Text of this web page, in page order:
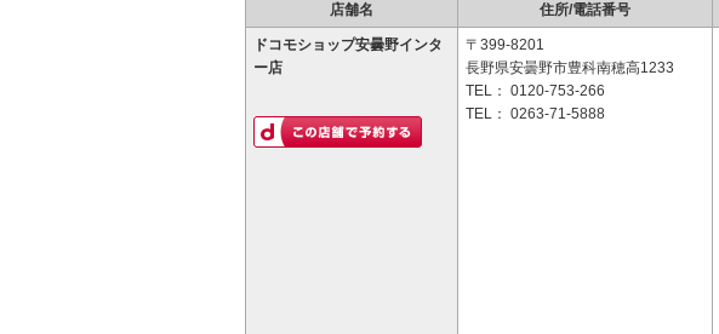
店舗名 住所/電話番号
ドコモショップ安曇野インタ
ー店
〒399-8201
長野県安曇野市豊科南穂高1233
TEL： 0120-753-266
TEL： 0263-71-5888